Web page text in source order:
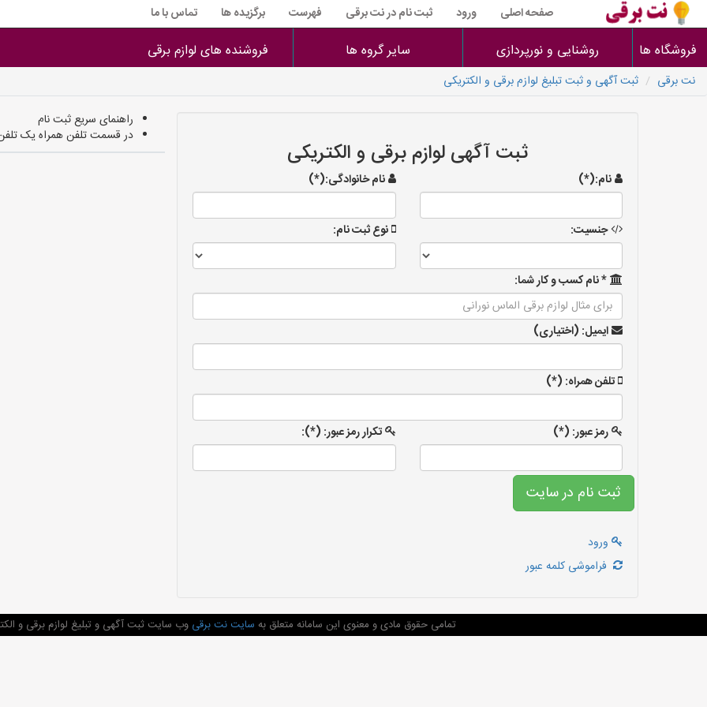
صفحه اصلی ورود ثبت نام در نت برقی فهرست برگزیده ها تماس با ما
فروشگاه ها روشنایی و نورپردازی سایر گروه ها فروشنده های لوازم برقی
نت برقی ثبت آگهی و ثبت تبلیغ لوازم برقی و الکتریکی
ثبت آگهی لوازم برقی و الکتریکی
نام:(*) نام خانوادگی:(*)
جنسیت: نوع ثبت نام:
* نام کسب و کار شما:
ایمیل: (اختیاری)
تلفن همراه: (*)
رمز عبور: (*) تکرار رمز عبور: (*):
ورود
فراموشی کلمه عبور
راهنمای سریع ثبت نام
در قسمت تلفن همراه یک تلفن
تمامی حقوق مادی و معنوی این سامانه متعلق به سایت نت برقیوب سایت ثبت آگهی و تبلیغ لوازم برقی و